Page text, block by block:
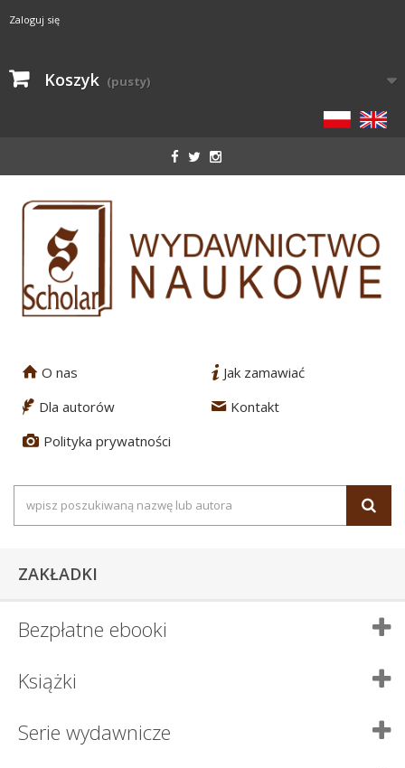
Zaloguj się
Koszyk (pusty)
1 O nas 2 Jak zamawiać
3 Dla autorów 4 Kontakt
5 Polityka prywatności
ZAKŁADKI
Bezpłatne ebooki
Książki
Serie wydawnicze